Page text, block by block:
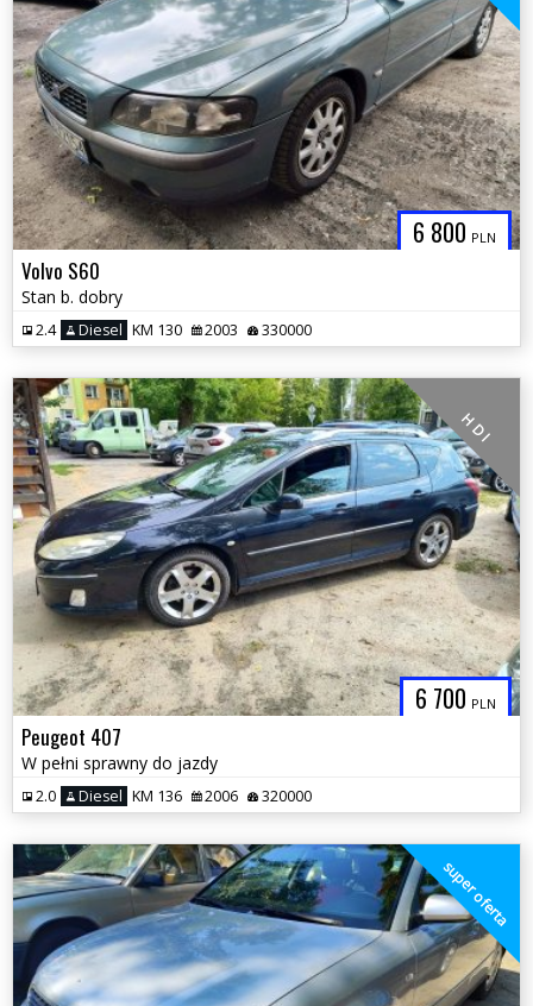
6 800 PLN
Volvo S60
Stan b. dobry
2.4 Diesel KM 130 2003 330000
6 700 PLN
H D I
Peugeot 407
W pełni sprawny do jazdy
2.0 Diesel KM 136 2006 320000
super oferta